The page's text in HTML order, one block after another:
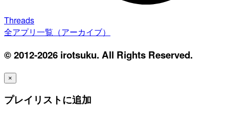
Threads
全アプリ一覧（アーカイブ）
© 2012-2026 irotsuku. All Rights Reserved.
×
プレイリストに追加